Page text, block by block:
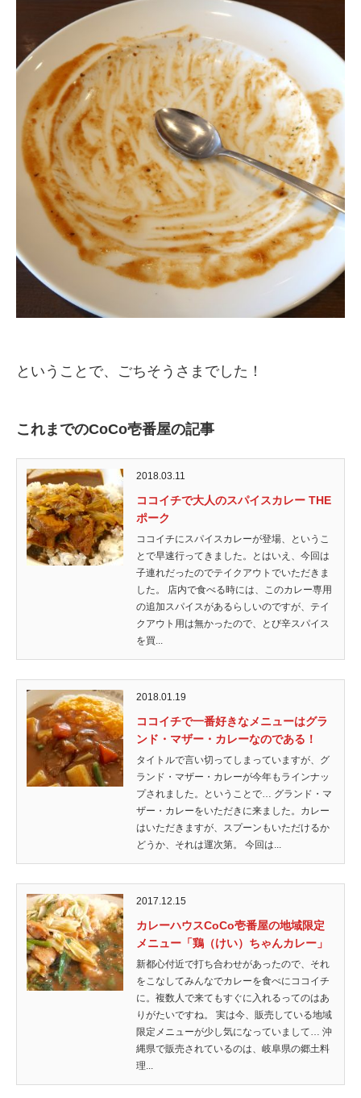
ということで、ごちそうさまでした！
これまでのCoCo壱番屋の記事
2018.03.11
ココイチで大人のスパイスカレー THE
ポーク
ココイチにスパイスカレーが登場、というこ
とで早速行ってきました。とはいえ、今回は
子連れだったのでテイクアウトでいただきま
した。 店内で食べる時には、このカレー専用
の追加スパイスがあるらしいのですが、テイ
クアウト用は無かったので、とび辛スパイス
を買...
2018.01.19
ココイチで一番好きなメニューはグラ
ンド・マザー・カレーなのである！
タイトルで言い切ってしまっていますが、グ
ランド・マザー・カレーが今年もラインナッ
プされました。ということで… グランド・マ
ザー・カレーをいただきに来ました。カレー
はいただきますが、スプーンもいただけるか
どうか、それは運次第。 今回は...
2017.12.15
カレーハウスCoCo壱番屋の地域限定
メニュー「鶏（けい）ちゃんカレー」
新都心付近で打ち合わせがあったので、それ
をこなしてみんなでカレーを食べにココイチ
に。複数人で来てもすぐに入れるってのはあ
りがたいですね。 実は今、販売している地域
限定メニューが少し気になっていまして… 沖
縄県で販売されているのは、岐阜県の郷土料
理...